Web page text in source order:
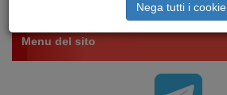
Menu del sito
Nega tutti i cookie